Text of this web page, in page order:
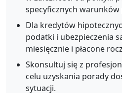
specyficznych warunków
Dla kredytów
podatki i ubezpieczenia
miesięcznie i płacone
Skonsultuj się z
celu uzyskania porady
sytuacji.